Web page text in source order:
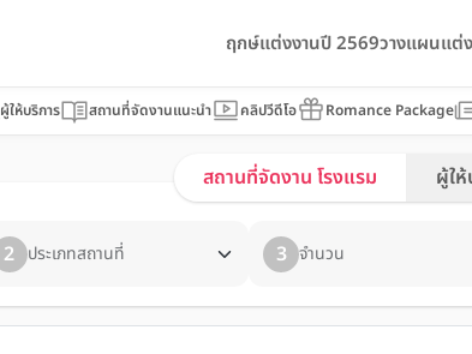
ฤกษ์แต่งงานปี 2569วางแผนแต่
ผู้ให้บริการ สถานที่จัดงานแนะนำ คลิปวีดีโอ Romance Package
สถานที่จัดงาน โรงแรม ผู้ใ
2 ประเภทสถานที่ 3 จำนวน